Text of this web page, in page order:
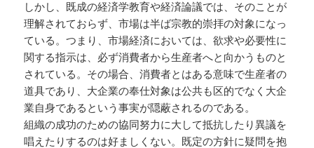
しかし、既成の経済学教育や経済論議では、そのことが
理解されておらず、市場は半ば宗教的崇拝の対象になっ
ている。つまり、市場経済においては、欲求や必要性に
関する指示は、必ず消費者から生産者へと向かうものと
されている。その場合、消費者とはある意味で生産者の
道具であり、大企業の奉仕対象は公共も区的でなく大企
業自身であるという事実が隠蔽されるのである。
組織の成功のための協同努力に大して抵抗したり異議を
唱えたりするのは好ましくない。既定の方針に疑問を抱